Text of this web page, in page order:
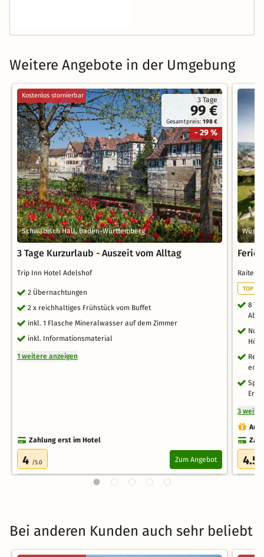
Weitere Angebote in der Umgebung
3 Tage
99 €
Gesamtpreis:198 €
- 29 %
Kostenlos stornierbar
Schwäbisch Hall, Baden-Württemberg
3 Tage Kurzurlaub - Auszeit vom Alltag
Trip Inn Hotel Adelshof
2 Übernachtungen
2 x reichhaltiges Frühstück vom Buffet
inkl. 1 Flasche Mineralwasser auf dem Zimmer
inkl. Informationsmaterial
1 weitere anzeigen
Zahlung erst im Hotel
4 /5.0 Zum Angebot
TOP
8
3
4.5
Bei anderen Kunden auch sehr beliebt